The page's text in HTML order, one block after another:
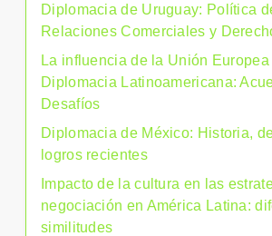
Diplomacia de Uruguay: Política
Relaciones Comerciales y
La influencia de la Unión Europea
Diplomacia Latinoamericana:
Desafíos
Diplomacia de México: Historia,
logros recientes
Impacto de la cultura en las
negociación en América Latina:
similitudes